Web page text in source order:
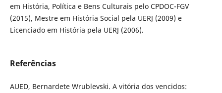
em História, Política e Bens Culturais pelo CPDOC-FGV
(2015), Mestre em História Social pela UERJ (2009) e
Licenciado em História pela UERJ (2006).
Referências
AUED, Bernardete Wrublevski. A vitória dos vencidos: